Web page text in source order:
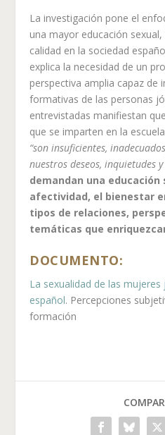
La investigación pone el
una mayor educación
calidad en la sociedad
explica la necesidad de un
perspectiva amplia capaz de
formativas de las personas
entrevistadas manifiestan
que se imparten en la
“son insuficientes,
nuestros deseos, inquietudes y
demandan una educación
afectividad, el bienestar
tipos de relaciones,
temáticas que
DOCUMENTO:
La sexualidad de las
español. Percepciones
formación